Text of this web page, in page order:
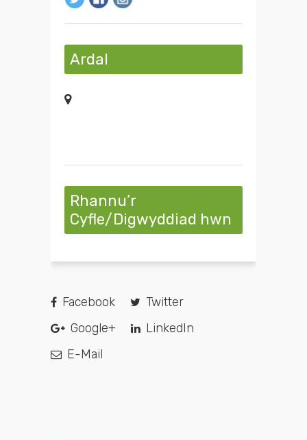
Ardal
Rhannu’r
Cyfle/Digwyddiad hwn
Facebook
Twitter
Google+
LinkedIn
E-Mail